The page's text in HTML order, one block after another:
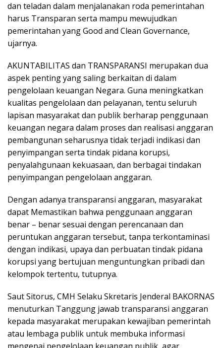
dan teladan dalam menjalanakan roda pemerintahan
harus Transparan serta mampu mewujudkan
pemerintahan yang Good and Clean Governance,
ujarnya.
AKUNTABILITAS dan TRANSPARANSI merupakan dua
aspek penting yang saling berkaitan di dalam
pengelolaan keuangan Negara. Guna meningkatkan
kualitas pengelolaan dan pelayanan, tentu seluruh
lapisan masyarakat dan publik berharap penggunaan
keuangan negara dalam proses dan realisasi anggaran
pembangunan seharusnya tidak terjadi indikasi dan
penyimpangan serta tindak pidana korupsi,
penyalahgunaan kekuasaan, dan berbagai tindakan
penyimpangan pengelolaan anggaran.
Dengan adanya transparansi anggaran, masyarakat
dapat Memastikan bahwa penggunaan anggaran
benar – benar sesuai dengan perencanaan dan
peruntukan anggaran tersebut, tanpa terkontaminasi
dengan indikasi, upaya dan perbuatan tindak pidana
korupsi yang bertujuan menguntungkan pribadi dan
kelompok tertentu, tutupnya.
Saut Sitorus, CMH Selaku Skretaris Jenderal BAKORNAS
menuturkan Tanggung jawab transparansi anggaran
kepada masyarakat merupakan kewajiban pemerintah
atau lembaga publik untuk membuka informasi